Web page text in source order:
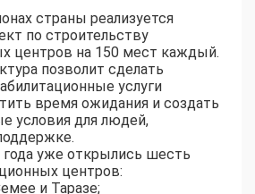
страны реализуется
по строительству
центров на 150 мест каждый.
позволит сделать
услуги
время ожидания и создать
условия для людей,
года уже открылись шесть
центров:
и Таразе;